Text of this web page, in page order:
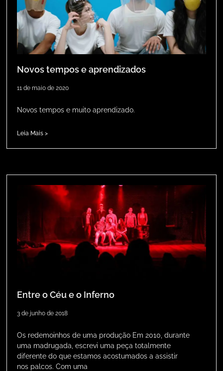
Novos tempos e aprendizados
11 de maio de 2020
Novos tempos e muito aprendizado.
Leia Mais >
Entre o Céu e o Inferno
3 de junho de 2018
Os redemoinhos de uma produção Em 2010, durante
uma madrugada, escrevi uma peça totalmente
diferente do que estamos acostumados a assistir
nos palcos. Com uma